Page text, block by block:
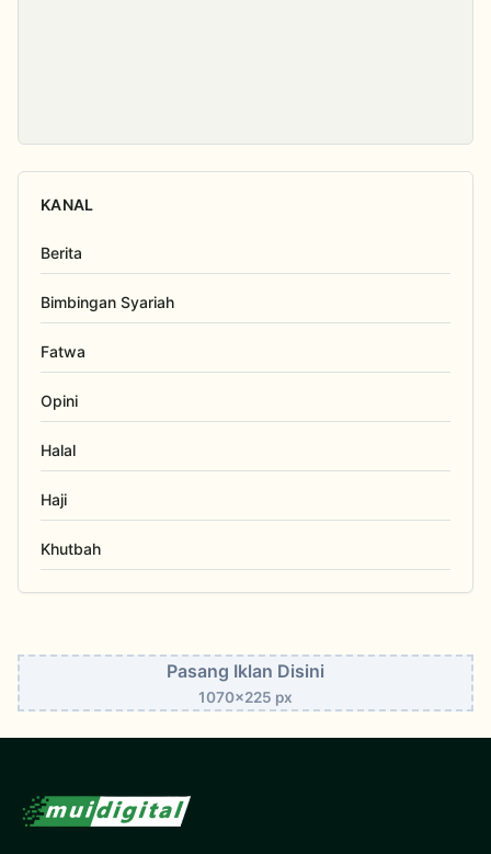
KANAL
Berita
Bimbingan Syariah
Fatwa
Opini
Halal
Haji
Khutbah
Pasang Iklan Disini
1070x225 px